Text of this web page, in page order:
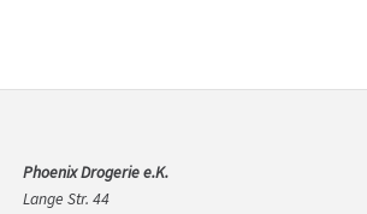
Phoenix Drogerie e.K.
Lange Str. 44